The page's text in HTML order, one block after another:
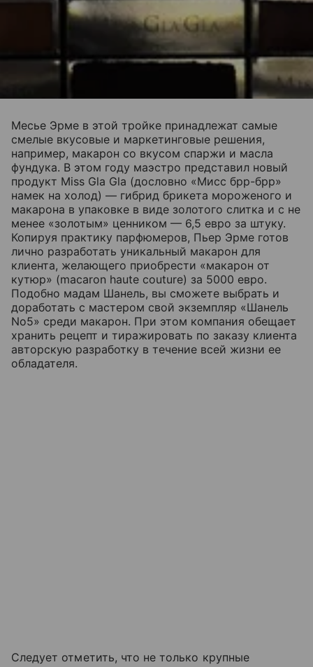
Месье Эрме в этой тройке принадлежат самые
смелые вкусовые и маркетинговые решения,
например, макарон со вкусом спаржи и масла
фундука. В этом году маэстро представил новый
продукт Miss Gla Gla (дословно «Мисс брр-брр»
намек на холод) — гибрид брикета мороженого и
макарона в упаковке в виде золотого слитка и с не
менее «золотым» ценником — 6,5 евро за штуку.
Копируя практику парфюмеров, Пьер Эрме готов
лично разработать уникальный макарон для
клиента, желающего приобрести «макарон от
кутюр» (macaron haute couture) за 5000 евро.
Подобно мадам Шанель, вы сможете выбрать и
доработать с мастером свой экземпляр «Шанель
No5» среди макарон. При этом компания обещает
хранить рецепт и тиражировать по заказу клиента
авторскую разработку в течение всей жизни ее
обладателя.
Следует отметить, что не только крупные